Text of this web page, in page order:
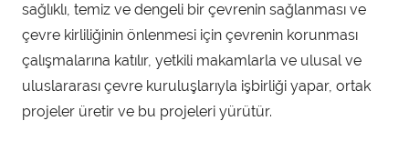
sağlıklı, temiz ve dengeli bir çevrenin sağlanması ve
çevre kirliliğinin önlenmesi için çevrenin korunması
çalışmalarına katılır, yetkili makamlarla ve ulusal ve
uluslararası çevre kuruluşlarıyla işbirliği yapar, ortak
projeler üretir ve bu projeleri yürütür.